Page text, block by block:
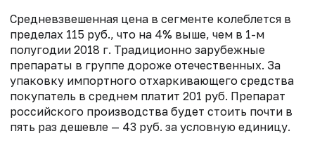
Средневзвешенная цена в сегменте колеблется в
пределах 115 руб., что на 4% выше, чем в 1-м
полугодии 2018 г. Традиционно зарубежные
препараты в группе дороже отечественных. За
упаковку импортного отхаркивающего средства
покупатель в среднем платит 201 руб. Препарат
российского производства будет стоить почти в
пять раз дешевле — 43 руб. за условную единицу.